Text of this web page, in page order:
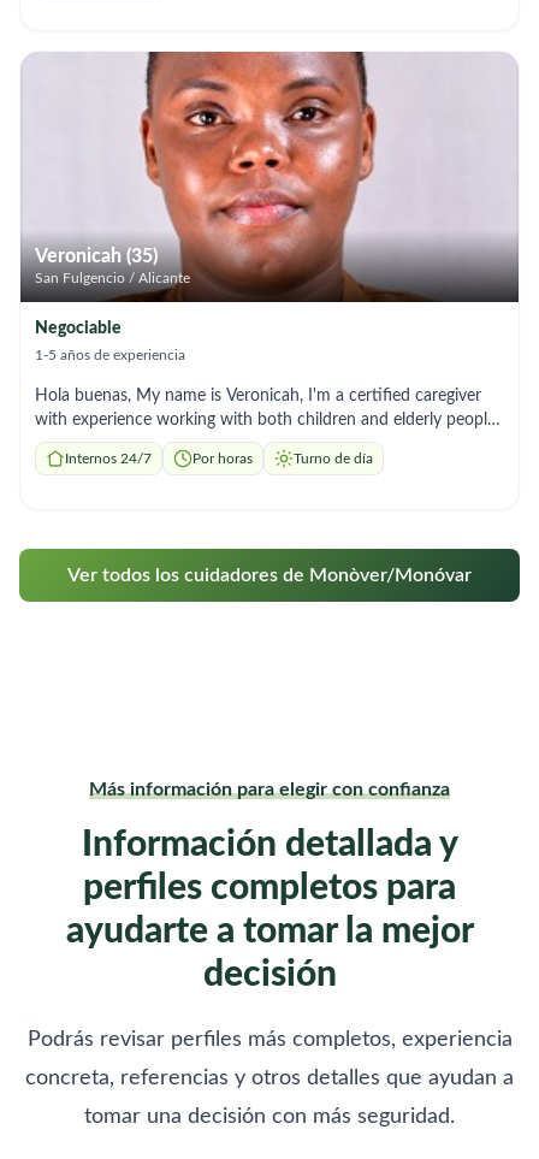
en el hogar. Tengo documentación en regla y disponibilidad
inmediata como interna en Alicante.
Veronicah (35)
San Fulgencio / Alicante
Negociable
1-5 años de experiencia
Hola buenas, My name is Veronicah, I'm a certified caregiver
with experience working with both children and elderly people.
I'm reliable, hardworking and respectful of people and their
opinions. I'm here to make your life more manageable by
with you.
Internos 24/7 Por horas Turno de día
Ver todos los cuidadores de Monòver/Monóvar
Más información para elegir con confianza
Información detallada y
perfiles completos para
ayudarte a tomar la mejor
decisión
Podrás revisar perfiles más completos, experiencia
concreta, referencias y otros detalles que ayudan a
tomar una decisión con más seguridad.